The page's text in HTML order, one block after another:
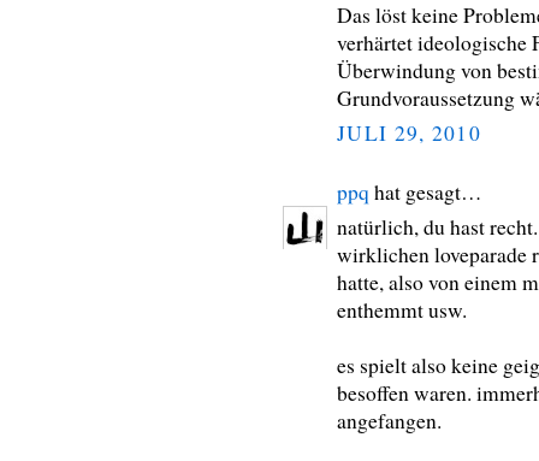
Das löst keine
verhärtet ideologische
Überwindung von
Grundvoraussetzung
JULI 29, 2010
ppq hat gesagt…
natürlich, du hast
wirklichen loveparade
hatte, also von einem
enthemmt usw.
es spielt also keine
besoffen waren.
angefangen.